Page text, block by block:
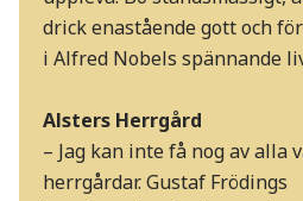
drick enastående gott och
i Alfred Nobels spännande
Alsters Herrgård
– Jag kan inte få nog av alla
herrgårdar. Gustaf Frödings